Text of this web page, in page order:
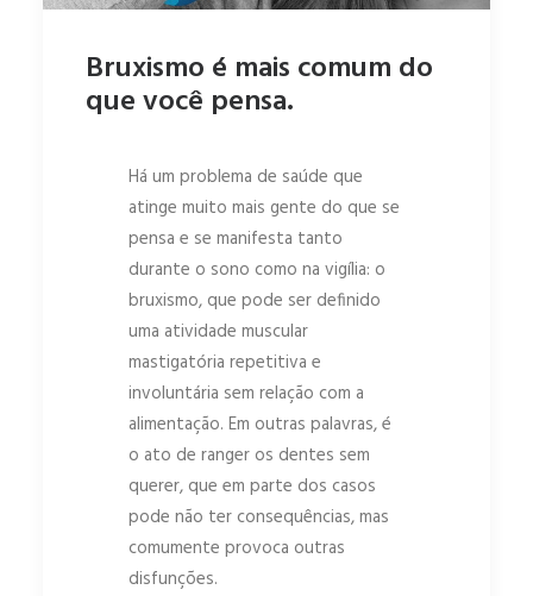
Bruxismo é mais comum do
que você pensa.
Há um problema de saúde que
atinge muito mais gente do que se
pensa e se manifesta tanto
durante o sono como na vigília: o
bruxismo, que pode ser definido
uma atividade muscular
mastigatória repetitiva e
involuntária sem relação com a
alimentação. Em outras palavras, é
o ato de ranger os dentes sem
querer, que em parte dos casos
pode não ter consequências, mas
comumente provoca outras
disfunções.